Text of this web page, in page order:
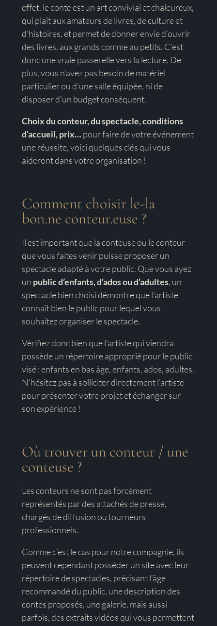
effet, le conte est un art convivial et chaleureux,
qui plaît aux amateurs de livres, de culture et
d’histoires, et permet de donner envie d’ouvrir
des livres, aux grands comme au petits. C’est
donc une vraie passerelle vers la lecture. De
plus, vous n’avez pas besoin de matériel
particulier ou d’une salle équipée, ni de
disposer d’un budget conséquent.
Choix du conteur, du spectacle, conditions
d’accueil, prix… pour faire de votre événement
une réussite, voici quelques clés qui vous
aideront dans votre organisation !
Comment choisir le-la
bon.ne conteur.euse ?
Il est important que la conteuse ou le conteur
que vous faites venir puisse proposer un
spectacle adapté à votre public. Que vous ayez
un public d’enfants, d’ados ou d’adultes, un
spectacle bien choisi démontre que l’artiste
connaît bien le public pour lequel vous
souhaitez organiser le spectacle.
Vérifiez donc bien que l’artiste qui viendra
possède un répertoire approprié pour le public
visé : enfants en bas âge, enfants, ados, adultes.
N’hésitez pas à solliciter directement l’artiste
pour présenter votre projet et échanger sur
son expérience !
Où trouver un conteur / une
conteuse ?
Les conteurs ne sont pas forcément
représentés par des attachés de presse,
chargés de diffusion ou tourneurs
professionnels.
Comme c’est le cas pour notre compagnie, ils
peuvent cependant posséder un site avec leur
répertoire de spectacles, précisant l’âge
recommandé du public, une description des
contes proposés, une galerie, mais aussi
parfois, des extraits vidéos qui vous permettent